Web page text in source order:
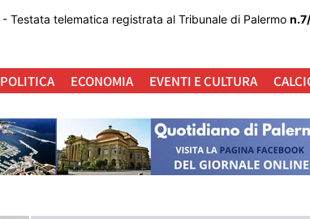
- Testata telematica registrata al Tribunale di Palermo
POLITICA ECONOMIA EVENTI E CULTURA